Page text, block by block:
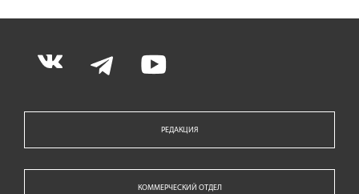
РЕДАКЦИЯ
КОММЕРЧЕСКИЙ ОТДЕЛ